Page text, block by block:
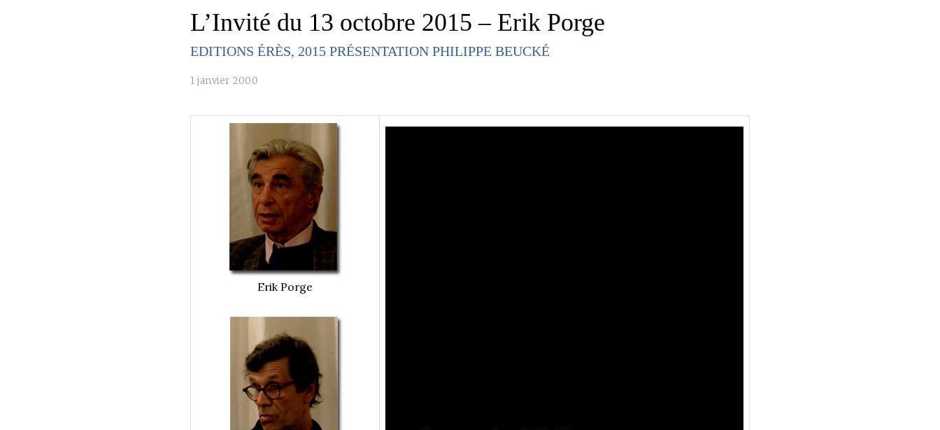
L’Invité du 13 octobre 2015 – Erik Porge
EDITIONS ÉRÈS, 2015 PRÉSENTATION PHILIPPE BEUCKÉ
1 janvier 2000
Erik Porge